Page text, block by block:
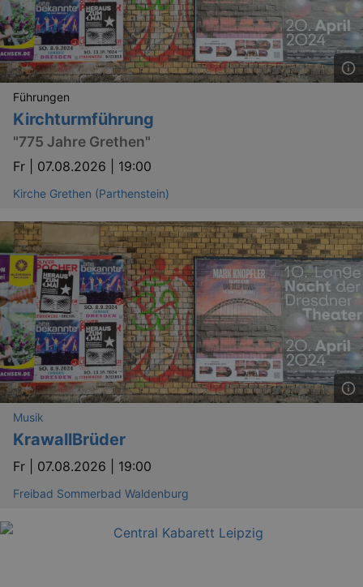
Führungen
Kirchturmführung
"775 Jahre Grethen"
Fr | 07.08.2026 | 19:00
Kirche Grethen (Parthenstein)
Musik
KrawallBrüder
Fr | 07.08.2026 | 19:00
Freibad Sommerbad Waldenburg